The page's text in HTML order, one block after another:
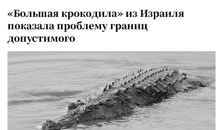
«Большая крокодила» из Израиля
показала проблему границ
допустимого